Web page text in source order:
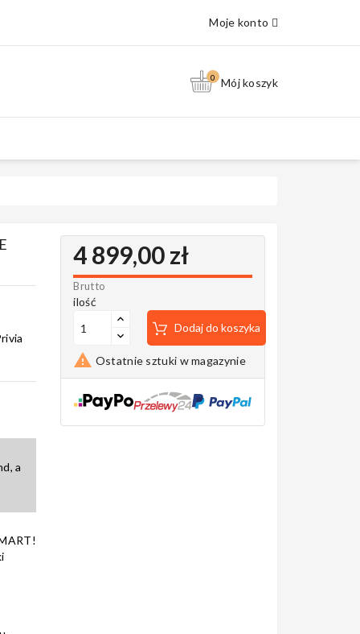
Moje konto
0 Mój koszyk
a
4 899,00 zł
Brutto
ilość
Dodaj do koszyka
 Ostatnie sztuki w magazynie